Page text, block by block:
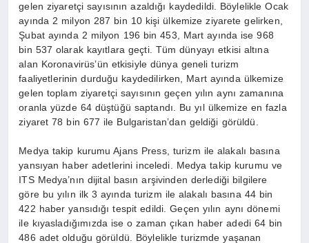
gelen ziyaretçi sayısının azaldığı kaydedildi. Böylelikle Ocak
ayında 2 milyon 287 bin 10 kişi ülkemize ziyarete gelirken,
Şubat ayında 2 milyon 196 bin 453, Mart ayında ise 968
bin 537 olarak kayıtlara geçti. Tüm dünyayı etkisi altına
alan Koronavirüs’ün etkisiyle dünya geneli turizm
faaliyetlerinin durduğu kaydedilirken, Mart ayında ülkemize
gelen toplam ziyaretçi sayısının geçen yılın aynı zamanına
oranla yüzde 64 düştüğü saptandı. Bu yıl ülkemize en fazla
ziyaret 78 bin 677 ile Bulgaristan’dan geldiği görüldü.
Medya takip kurumu Ajans Press, turizm ile alakalı basına
yansıyan haber adetlerini inceledi. Medya takip kurumu ve
ITS Medya’nın dijital basın arşivinden derlediği bilgilere
göre bu yılın ilk 3 ayında turizm ile alakalı basına 44 bin
422 haber yansıdığı tespit edildi. Geçen yılın aynı dönemi
ile kıyasladığımızda ise o zaman çıkan haber adedi 64 bin
486 adet olduğu görüldü. Böylelikle turizmde yaşanan